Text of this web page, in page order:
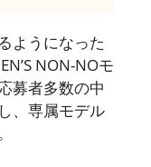
ようになった
NON-NOモ
募者多数の中
、専属モデル